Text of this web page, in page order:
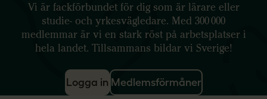
Vi är fackförbundet för dig som är lärare eller
studie- och yrkesvägledare. Med 300 000
medlemmar är vi en stark röst på arbetsplatser i
hela landet. Tillsammans bildar vi Sverige!
Logga in Medlemsförmåner
r